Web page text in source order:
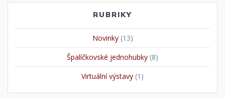
RUBRIKY
Novinky(13)
Špalíčkovské jednohubky (8)
Virtuální výstavy (1)